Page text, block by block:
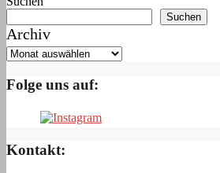
Suchen
Archiv
Folge uns auf:
Kontakt: